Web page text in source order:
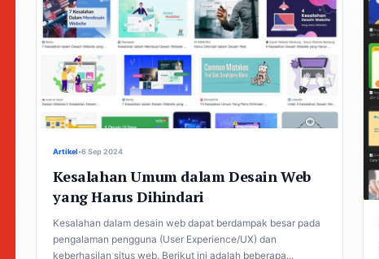
Artikel•6 Sep 2024
Kesalahan Umum dalam Desain Web
yang Harus Dihindari
Kesalahan dalam desain web dapat berdampak besar pada
pengalaman pengguna (User Experience/UX) dan
keberhasilan situs web. Berikut ini adalah beberapa...